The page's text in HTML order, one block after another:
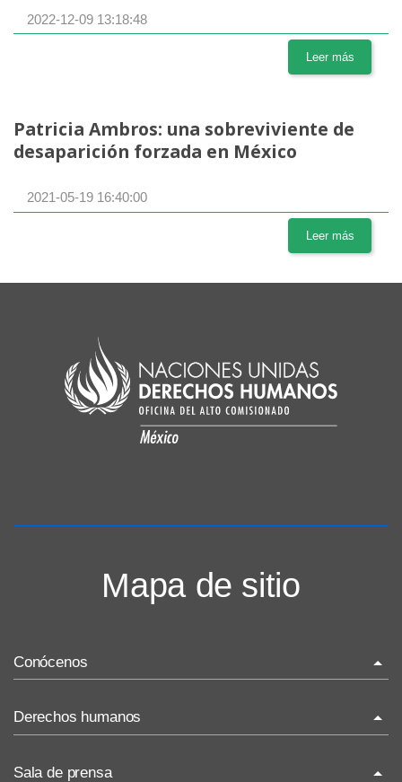
2022-12-09 13:18:48
Leer más
Patricia Ambros: una sobreviviente de
desaparición forzada en México
2021-05-19 16:40:00
Leer más
Mapa de sitio
Conócenos
La ONU-DH en México
Vacantes ONU-DH México
Derechos humanos
Sala de prensa